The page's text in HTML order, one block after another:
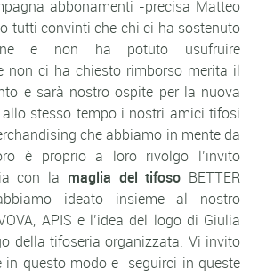
abbonamenti -precisa Matteo
tutti convinti che chi ci ha sostenuto
e non ha potuto usufruire
non ci ha chiesto rimborso merita il
e sarà nostro ospite per la nuova
stesso tempo i nostri amici tifosi
che abbiamo in mente da
è proprio a loro rivolgo l’invito
con la maglia del tifoso BETTER
ideato insieme al nostro
APIS e l’idea del logo di Giulia
della tifoseria organizzata. Vi invito
in questo modo e seguirci in queste